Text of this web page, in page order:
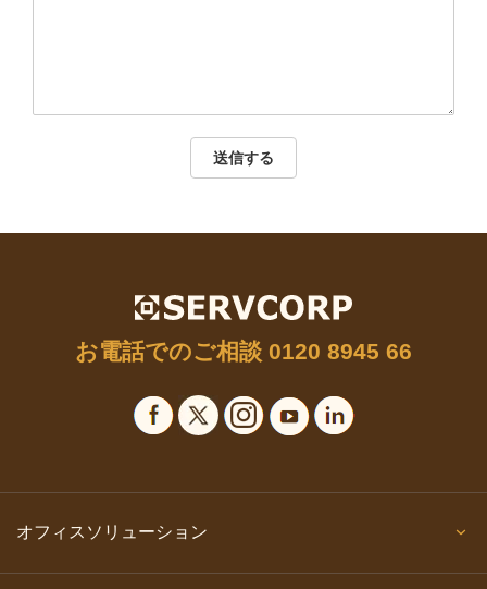
送信する
お電話でのご相談 0120 8945 66
オフィスソリューション